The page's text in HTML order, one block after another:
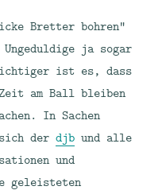
Bretter bohren“
ja sogar
ist es, dass
am Ball bleiben
In Sachen
sich derdjb und alle
und
geleisteten